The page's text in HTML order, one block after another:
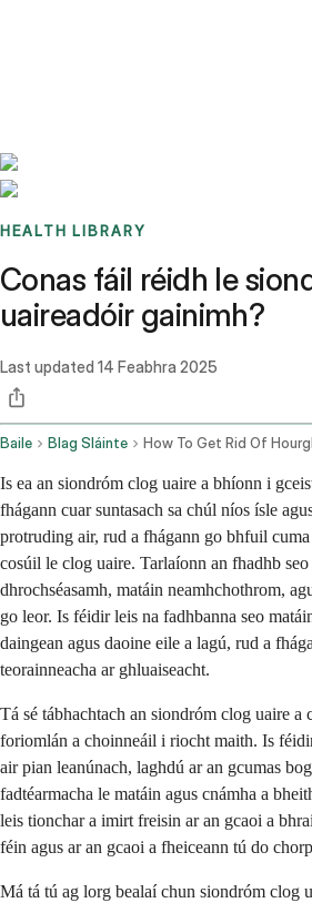
HEALTH LIBRARY
Conas fáil réidh le
uaireadóir gainimh?
Last updated 14 Feabhra 2025
Baile Blag Sláinte
Is ea an siondróm clog uaire a bhíonn i
fhágann cuar suntasach sa chúl níos ísle
protruding air, rud a fhágann go bhfuil
cosúil le clog uaire. Tarlaíonn an fhadhb
dhrochséasamh, matáin neamhchothrom,
go leor. Is féidir leis na fadhbanna seo
daingean agus daoine eile a lagú, rud a
teorainneacha ar ghluaiseacht.
Tá sé tábhachtach an siondróm clog uaire
foriomlán a choinneáil i riocht maith. Is
air pian leanúnach, laghdú ar an gcumas
fadtéarmacha le matáin agus cnámha a
leis tionchar a imirt freisin ar an gcaoi a
féin agus ar an gcaoi a fheiceann tú do
Má tá tú ag lorg bealaí chun siondróm clog